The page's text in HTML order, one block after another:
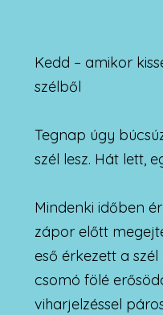
Kedd – amikor
szélből
Tegnap úgy
szél lesz. Hát lett,
Mindenki időben
zápor előtt
eső érkezett a
csomó fölé
viharjelzéssel